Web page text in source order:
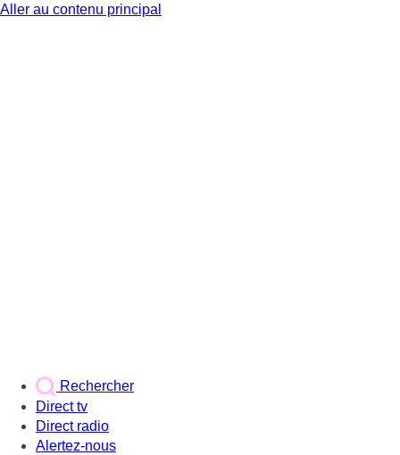
Aller au contenu principal
Rechercher
Direct tv
Direct radio
Alertez-nous